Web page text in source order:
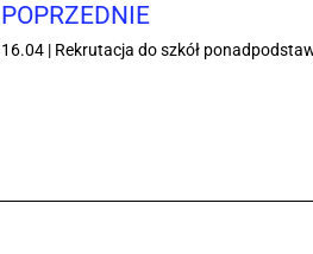
POPRZEDNIE
16.04 | Rekrutacja do szkół